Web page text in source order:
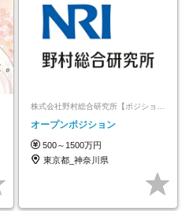
オープンポジション
500～1500万円
東京都_神奈川県